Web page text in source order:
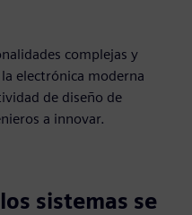
complejas y
electrónica moderna
de diseño de
a innovar.
sistemas se